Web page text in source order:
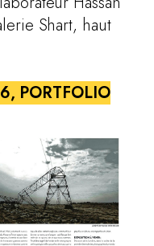
Shart, haut
PORTFOLIO